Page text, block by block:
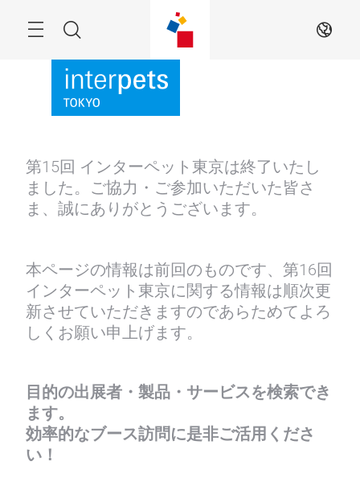
Search JA
第15回 インターペット東京は終了いたし
ました。ご協力・ご参加いただいた皆さ
ま、誠にありがとうございます。
本ページの情報は前回のものです、第16回
インターペット東京に関する情報は順次更
新させていただきますのであらためてよろ
しくお願い申上げます。
目的の出展者・製品・サービスを検索でき
ます。
効率的なブース訪問に是非ご活用くださ
い！